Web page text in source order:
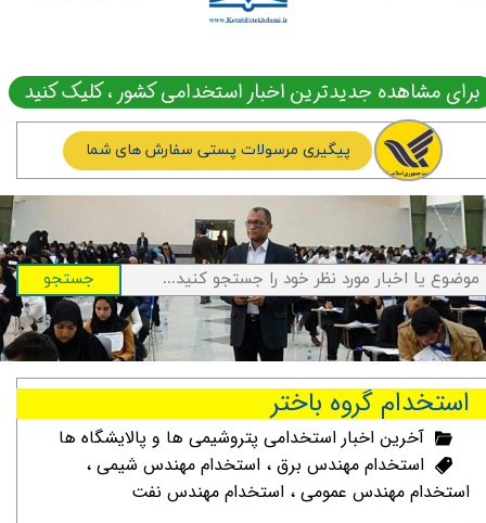
برای مشاهده جدیدترین اخبار استخدامی کشور ، کلیک کنید
پیگیری مرسولات پستی سفارش های شما
جستجو
استخدام گروه باختر
آخرین اخبار استخدامی پتروشیمی ها و پالایشگاه ها
استخدام مهندس برق ، استخدام مهندس شیمی ،
استخدام مهندس عمومی ، استخدام مهندس نفت